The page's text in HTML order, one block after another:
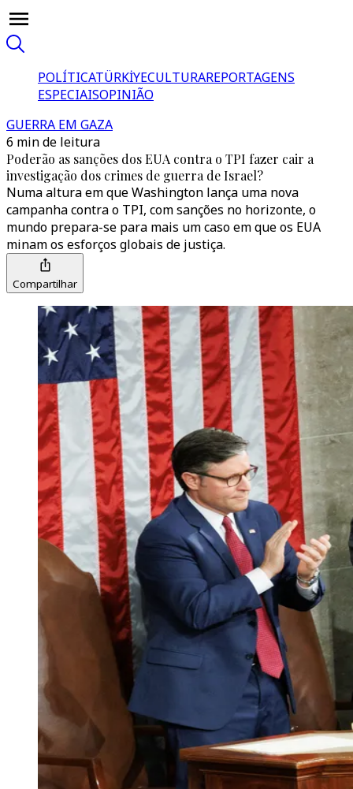
POLÍTICATÜRKİYECULTURAREPORTAGENS
ESPECIAISOPINIÃO
GUERRA EM GAZA
6 min de leitura
Poderão as sanções dos EUA contra o TPI fazer cair a
investigação dos crimes de guerra de Israel?
Numa altura em que Washington lança uma nova
campanha contra o TPI, com sanções no horizonte, o
mundo prepara-se para mais um caso em que os EUA
minam os esforços globais de justiça.
Compartilhar